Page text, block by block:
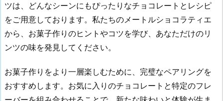
ツは、どんなシーンにもぴったりなチョコレートとレシピ
をご用意しております。私たちのメートルショコラティエ
から、お菓子作りのヒントやコツを学び、あなただけのリ
ンツの味を発見してください。
お菓子作りをより一層楽しむために、完璧なペアリングを
おすすめします。お気に入りのチョコレートと特定のフレ